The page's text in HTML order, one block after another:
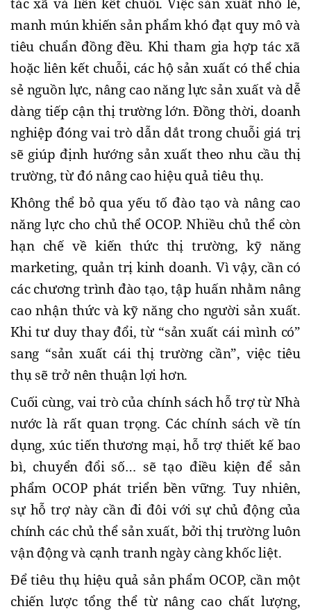
manh mún khiến sản phẩm khó đạt quy mô và
tiêu chuẩn đồng đều. Khi tham gia hợp tác xã
hoặc liên kết chuỗi, các hộ sản xuất có thể chia
sẻ nguồn lực, nâng cao năng lực sản xuất và dễ
dàng tiếp cận thị trường lớn. Đồng thời, doanh
nghiệp đóng vai trò dẫn dắt trong chuỗi giá trị
sẽ giúp định hướng sản xuất theo nhu cầu thị
trường, từ đó nâng cao hiệu quả tiêu thụ.
Không thể bỏ qua yếu tố đào tạo và nâng cao
năng lực cho chủ thể OCOP. Nhiều chủ thể còn
hạn chế về kiến thức thị trường, kỹ năng
marketing, quản trị kinh doanh. Vì vậy, cần có
các chương trình đào tạo, tập huấn nhằm nâng
cao nhận thức và kỹ năng cho người sản xuất.
Khi tư duy thay đổi, từ “sản xuất cái mình có”
sang “sản xuất cái thị trường cần”, việc tiêu
thụ sẽ trở nên thuận lợi hơn.
Cuối cùng, vai trò của chính sách hỗ trợ từ Nhà
nước là rất quan trọng. Các chính sách về tín
dụng, xúc tiến thương mại, hỗ trợ thiết kế bao
bì, chuyển đổi số… sẽ tạo điều kiện để sản
phẩm OCOP phát triển bền vững. Tuy nhiên,
sự hỗ trợ này cần đi đôi với sự chủ động của
chính các chủ thể sản xuất, bởi thị trường luôn
vận động và cạnh tranh ngày càng khốc liệt.
Để tiêu thụ hiệu quả sản phẩm OCOP, cần một
chiến lược tổng thể từ nâng cao chất lượng,